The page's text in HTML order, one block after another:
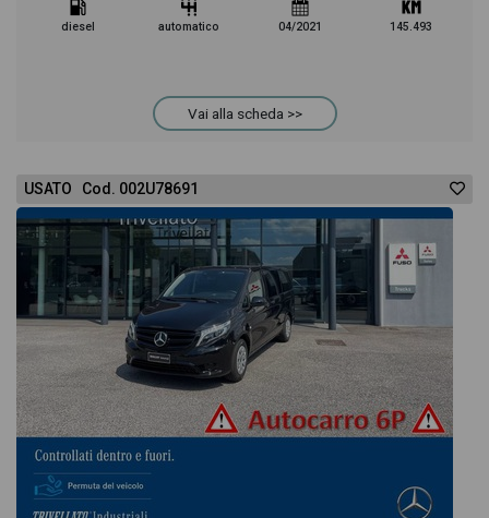
diesel automatico 04/2021 145.493
Vai alla scheda >>
USATO Cod. 002U78691